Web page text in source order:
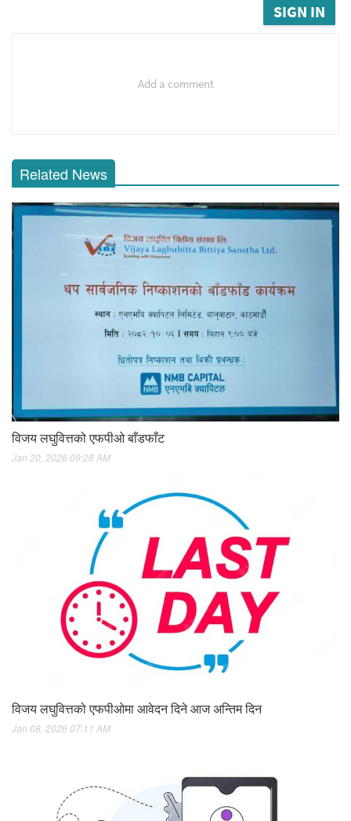
SIGN IN
Add a comment
Related News
विजय लघुवित्तको एफपीओ बाँडफाँट
Jan 20, 2026 09:28 AM
विजय लघुवित्तको एफपीओमा आवेदन दिने आज अन्तिम दिन
Jan 08, 2026 07:11 AM